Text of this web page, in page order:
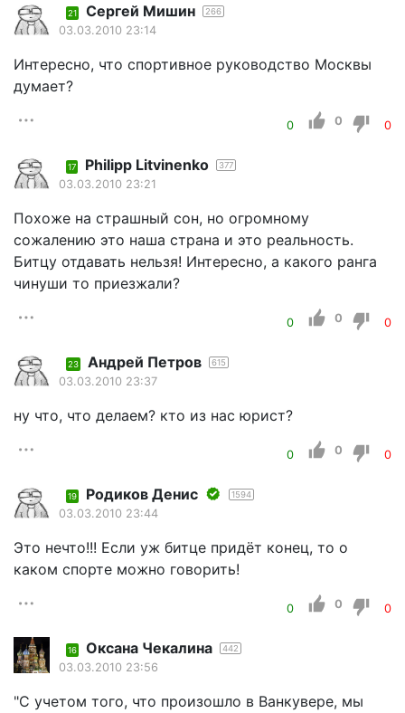
21 Сергей Мишин 266
03.03.2010 23:14
Интересно, что спортивное руководство Москвы
думает?
0 0 0
17 Philipp Litvinenko 377
03.03.2010 23:21
Похоже на страшный сон, но огромному
сожалению это наша страна и это реальность.
Битцу отдавать нельзя! Интересно, а какого ранга
чинуши то приезжали?
0 0 0
23 Андрей Петров 615
03.03.2010 23:37
ну что, что делаем? кто из нас юрист?
0 0 0
19 Родиков Денис 1594
03.03.2010 23:44
Это нечто!!! Если уж битце придёт конец, то о
каком спорте можно говорить!
0 0 0
16 Оксана Чекалина 442
03.03.2010 23:56
"С учетом того, что произошло в Ванкувере, мы